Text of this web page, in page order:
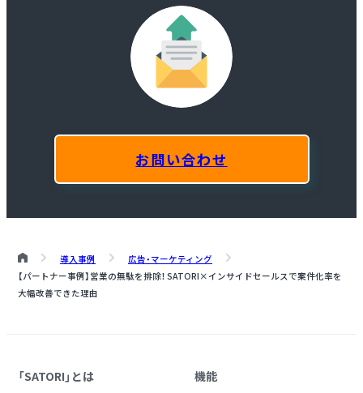
お問い合わせ
導入事例
広告・マーケティング
【パートナー事例】営業の無駄を排除！ SATORI×インサイドセールスで案件化率を
大幅改善できた理由
「SATORI」とは 機能